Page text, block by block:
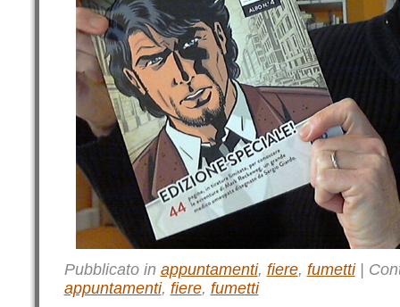
Pubblicato in appuntamenti, fiere, fumetti|
appuntamenti, fiere, fumetti